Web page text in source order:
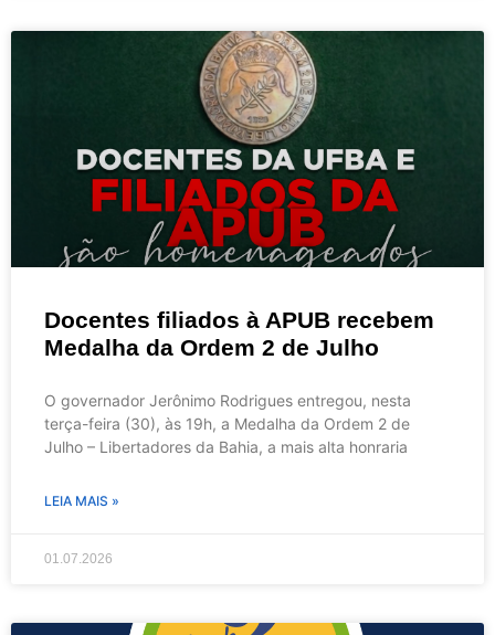
Docentes filiados à APUB recebem
Medalha da Ordem 2 de Julho
O governador Jerônimo Rodrigues entregou, nesta
terça-feira (30), às 19h, a Medalha da Ordem 2 de
Julho – Libertadores da Bahia, a mais alta honraria
LEIA MAIS »
01.07.2026